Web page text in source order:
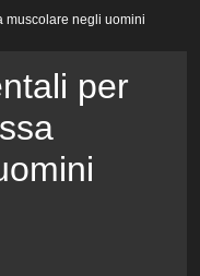
muscolare negli uomini
per